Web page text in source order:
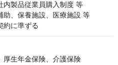
内製品従業員購入制度 等
助、保養施設、医療施設 等
約に準ずる
厚生年金保険、介護保険